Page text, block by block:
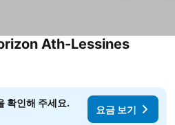
Ath-Lessines요금 보
확인해 주세요.
요금 보기